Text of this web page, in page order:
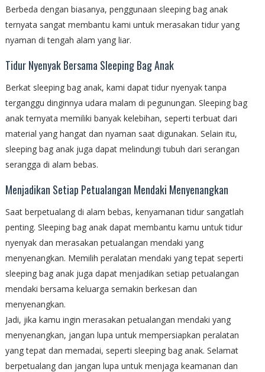
Berbeda dengan biasanya, penggunaan sleeping bag anak
ternyata sangat membantu kami untuk merasakan tidur yang
nyaman di tengah alam yang liar.
Tidur Nyenyak Bersama Sleeping Bag Anak
Berkat sleeping bag anak, kami dapat tidur nyenyak tanpa
terganggu dinginnya udara malam di pegunungan. Sleeping bag
anak ternyata memiliki banyak kelebihan, seperti terbuat dari
material yang hangat dan nyaman saat digunakan. Selain itu,
sleeping bag anak juga dapat melindungi tubuh dari serangan
serangga di alam bebas.
Menjadikan Setiap Petualangan Mendaki Menyenangkan
Saat berpetualang di alam bebas, kenyamanan tidur sangatlah
penting. Sleeping bag anak dapat membantu kamu untuk tidur
nyenyak dan merasakan petualangan mendaki yang
menyenangkan. Memilih peralatan mendaki yang tepat seperti
sleeping bag anak juga dapat menjadikan setiap petualangan
mendaki bersama keluarga semakin berkesan dan
menyenangkan.
Jadi, jika kamu ingin merasakan petualangan mendaki yang
menyenangkan, jangan lupa untuk mempersiapkan peralatan
yang tepat dan memadai, seperti sleeping bag anak. Selamat
berpetualang dan jangan lupa untuk menjaga keamanan dan